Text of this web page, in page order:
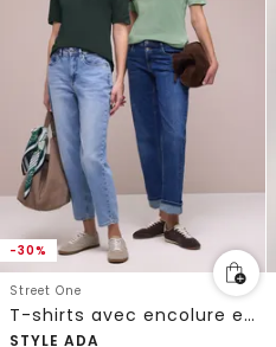
-30%
Street One
T-shirts avec encolure en cœur en pack de 2
STYLE ADA